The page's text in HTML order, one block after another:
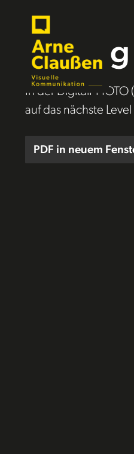
In der DigitalPHOTO
auf das nächste
PDF in neuem